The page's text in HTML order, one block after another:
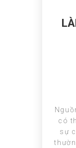
có
sự